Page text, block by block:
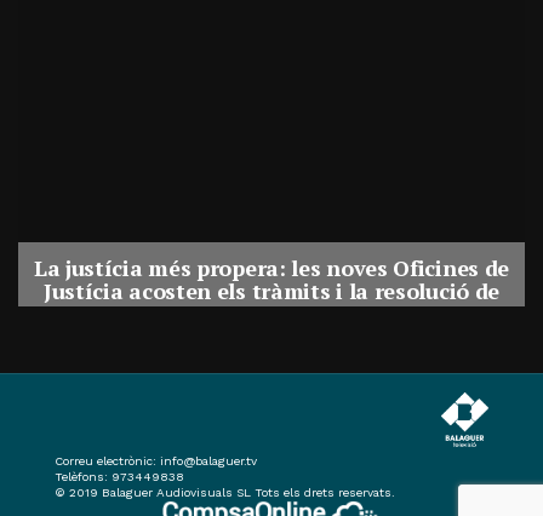
La justícia més propera: les noves Oficines de
Justícia acosten els tràmits i la resolució de
conflictes als municipis de Catalunya
Correu electrònic: info@balaguer.tv
Telèfons: 973449838
© 2019 Balaguer Audiovisuals SL Tots els drets reservats.